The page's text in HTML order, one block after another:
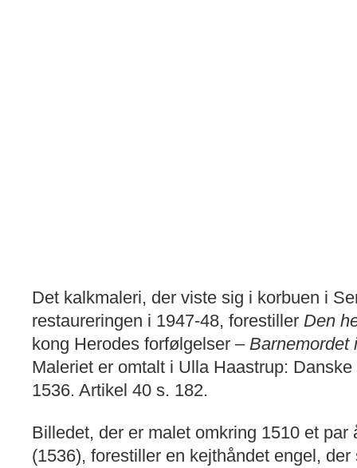
Det kalkmaleri, der viste sig i korbuen i
restaureringen i 1947-48, forestiller Den
kong Herodes forfølgelser – Barnemordet
Maleriet er omtalt i Ulla Haastrup:
1536. Artikel 40 s. 182.
Billedet, der er malet omkring 1510 et par
(1536), forestiller en kejthåndet engel,